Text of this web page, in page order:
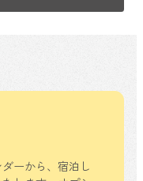
ーから、 宿泊し